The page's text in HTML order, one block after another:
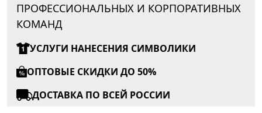
ПРОФЕССИОНАЛЬНЫХ И КОРПОРАТИВНЫХ
КОМАНД
УСЛУГИ НАНЕСЕНИЯ СИМВОЛИКИ
ОПТОВЫЕ СКИДКИ ДО 50%
ДОСТАВКА ПО ВСЕЙ РОССИИ